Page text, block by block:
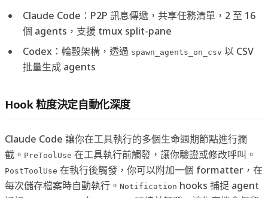
Claude Code：P2P 訊息傳遞，共享任務清單，2 至 16
個 agents，支援 tmux split-pane
Codex：輪轂架構，透過 spawn_agents_on_csv 以 CSV
批量生成 agents
Hook 粒度決定自動化深度
Claude Code 讓你在工具執行的多個生命週期節點進行攔
截。 PreToolUse 在工具執行前觸發，讓你驗證或修改呼叫。
PostToolUse 在執行後觸發，你可以附加一個 formatter，在
每次儲存檔案時自動執行。 Notification hooks 捕捉 agent